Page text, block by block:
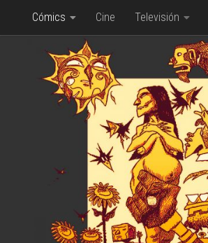
Saltar al contenido
Cómics Cine Televisión